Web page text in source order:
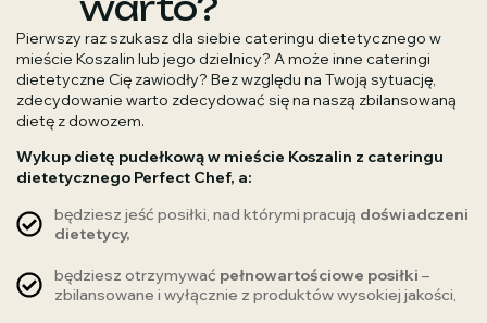
warto?
Pierwszy raz szukasz dla siebie cateringu dietetycznego w
mieście Koszalin lub jego dzielnicy? A może inne cateringi
dietetyczne Cię zawiodły? Bez względu na Twoją sytuację,
zdecydowanie warto zdecydować się na naszą zbilansowaną
dietę z dowozem.
Wykup dietę pudełkową w mieście Koszalin z cateringu
dietetycznego Perfect Chef, a:
będziesz jeść posiłki, nad którymi pracują doświadczeni
dietetycy,
będziesz otrzymywać pełnowartościowe posiłki –
zbilansowane i wyłącznie z produktów wysokiej jakości,